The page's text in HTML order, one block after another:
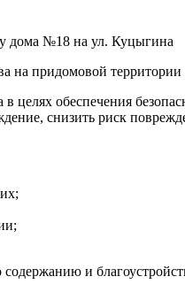
придомовой территории
в целях обеспечения
снизить риск
и